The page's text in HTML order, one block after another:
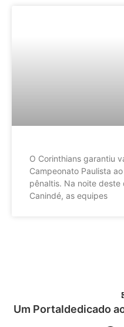
O Corinthians garantiu
Campeonato Paulista
pênaltis. Na noite deste
Canindé, as equipes
Um Portaldedicado